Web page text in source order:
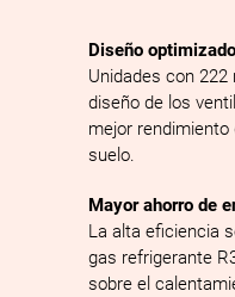
Diseño optimizado
Unidades con
diseño de los
mejor
suelo.
Mayor ahorro de
La alta eficiencia
gas refrigerante
sobre el